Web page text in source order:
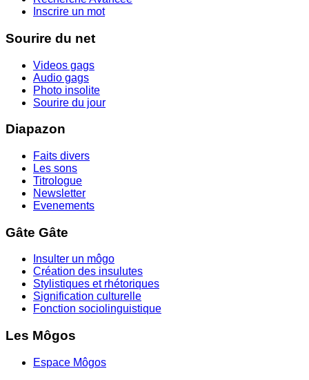
Inscrire un mot
Sourire du net
Videos gags
Audio gags
Photo insolite
Sourire du jour
Diapazon
Faits divers
Les sons
Titrologue
Newsletter
Evenements
Gâte Gâte
Insulter un môgo
Création des insulutes
Stylistiques et rhétoriques
Signification culturelle
Fonction sociolinguistique
Les Môgos
Espace Môgos